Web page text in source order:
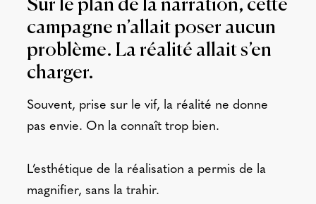
Sur le plan de la narration, cette
campagne n’allait poser aucun
problème. La réalité allait s’en
charger.
Souvent, prise sur le vif, la réalité ne donne
pas envie. On la connaît trop bien.
L’esthétique de la réalisation a permis de la
magnifier, sans la trahir.